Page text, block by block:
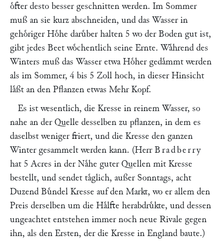
oͤfter desto besser geschnitten werden. Im Sommer
muß an sie kurz abschneiden, und das Wasser in
gehoͤriger Hoͤhe daruͤber halten 5 wo der Boden gut ist,
gibt jedes Beet woͤchentlich seine Ernte. Waͤhrend des
Winters muß das Wasser etwa Hoͤher gedaͤmmt werden
als im Sommer, 4 bis 5 Zoll hoch, in dieser Hinsicht
laͤßt an den Pflanzen etwas Mehr Kopf.
Es ist wesentlich, die Kresse in reinem Wasser, so
nahe an der Quelle desselben zu pflanzen, in dem es
daselbst weniger friert, und die Kresse den ganzen
Winter gesammelt werden kann. (Herr Bradberry
hat 5 Acres in der Naͤhe guter Quellen mit Kresse
bestellt, und sendet taͤglich, außer Sonntags, acht
Duzend Buͤndel Kresse auf den Markt, wo er allem den
Preis derselben um die Haͤlfte herabdruͤkte, und dessen
ungeachtet entstehen immer noch neue Rivale gegen
ihn, als den Ersten, der die Kresse in England baute.)